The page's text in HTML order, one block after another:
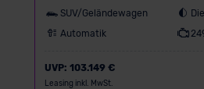
SUV/Geländewagen
Automatik
UVP: 103.149 €
Leasing inkl. MwSt.